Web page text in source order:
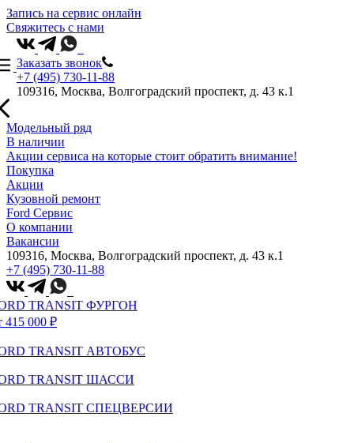
Запись на сервис онлайн
Свяжитесь с нами
Заказать звонок
+7 (495) 730-11-88
109316, Москва, Волгоградский проспект, д. 43 к.1
Модельный ряд
В наличии
Акции сервиса на которые стоит обратить внимание!
Покупка
Акции
Кузовной ремонт
Ford Сервис
О компании
Вакансии
109316, Москва, Волгоградский проспект, д. 43 к.1
+7 (495) 730-11-88
TRANSIT ФУРГОН
415 000 ₽
TRANSIT АВТОБУС
TRANSIT ШАССИ
TRANSIT СПЕЦВЕРСИИ